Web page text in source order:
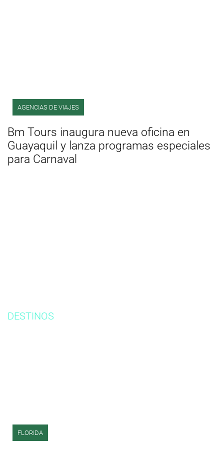
AGENCIAS DE VIAJES
Bm Tours inaugura nueva oficina en
Guayaquil y lanza programas especiales
para Carnaval
DESTINOS
FLORIDA